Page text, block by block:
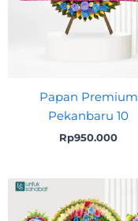
Papan Premium
Pekanbaru 10
Rp950.000